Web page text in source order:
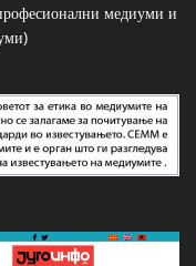
медиуми и